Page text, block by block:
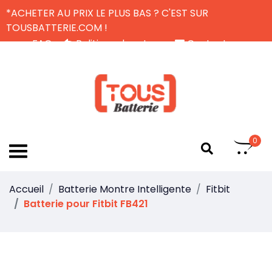
*ACHETER AU PRIX LE PLUS BAS ? C'EST SUR
TOUSBATTERIE.COM !
FAQ
Politique de retour
Contactez-nous
0
Accueil Batterie Montre Intelligente
Fitbit
Batterie pour Fitbit FB421